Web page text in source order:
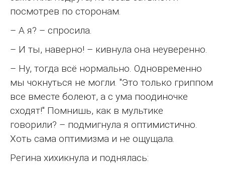
посмотрев по сторонам.
– А я? – спросила.
– И ты, наверно! – кивнула она неуверенно.
– Ну, тогда всё нормально. Одновременно
мы чокнуться не могли. "Это только гриппом
все вместе болеют, а с ума поодиночке
сходят!" Помнишь, как в мультике
говорили? – подмигнула я оптимистично.
Хоть сама оптимизма и не ощущала.
Регина хихикнула и поднялась: